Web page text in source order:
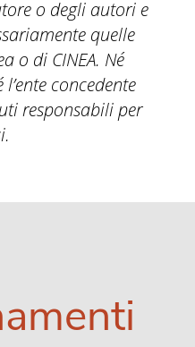
o degli autori e
quelle
o di CINEA. Né
concedente
responsabili per